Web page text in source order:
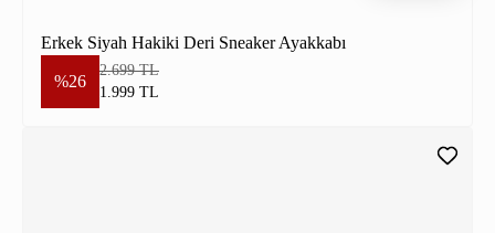
Erkek Siyah Hakiki Deri Sneaker Ayakkabı
%26
2.699 TL
1.999 TL